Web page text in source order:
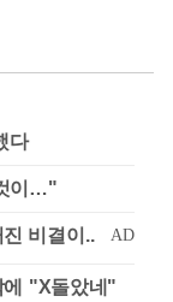
다
이…"
에 "X돌았네"